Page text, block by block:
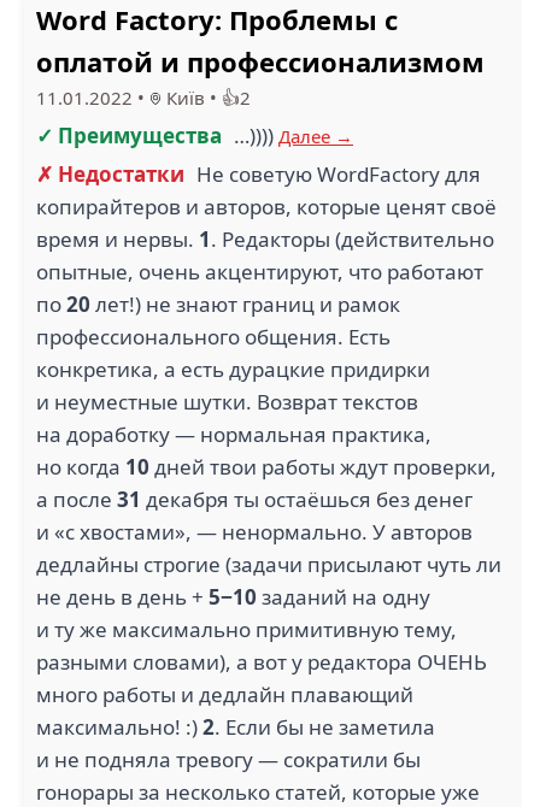
Word Factory: Проблемы с
оплатой и профессионализмом
11.01.2022 • Київ • 👍2
✓ Преимущества …)))) Далее →
✗ Недостатки Не советую WordFactory для
копирайтеров и авторов, которые ценят своё
время и нервы. 1. Редакторы (действительно
опытные, очень акцентируют, что работают
по20 лет!) не знают границ и рамок
профессионального общения. Есть
конкретика, а есть дурацкие придирки
и неуместные шутки. Возврат текстов
на доработку — нормальная практика,
но когда 10 дней твои работы ждут проверки,
а после 31 декабря ты остаёшься без денег
и «с хвостами», — ненормально. У авторов
дедлайны строгие (задачи присылают чуть ли
не день в день + 5−10 заданий на одну
и ту же максимально примитивную тему,
разными словами), а вот у редактора ОЧЕНЬ
много работы и дедлайн плавающий
максимально! :)2. Если бы не заметила
и не подняла тревогу — сократили бы
гонорары за несколько статей, которые уже